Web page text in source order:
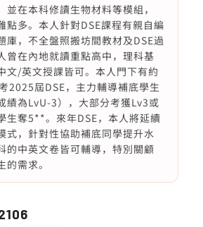
並在本科修讀生物材料等模組，
點多。本人針對DSE課程有親自編
庫，不全盤照搬坊間教材及DSE過
曾在內地就讀重點高中，理科基
文/英文授課皆可。本人門下有約
2025屆DSE，主力輔導補底學生
績為LvU-3），大部分考獲Lv3或
生奪5**。來年DSE，本人將延續
式，針對性協助補底同學提升水
的中英文卷皆可輔導，特別關顧
的需求。